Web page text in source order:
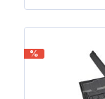
Sensor zur
Mehrfacheinzügen
Scannen
%